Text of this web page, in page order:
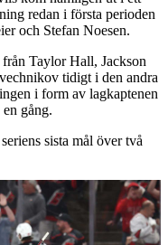
redan i första perioden
och Stefan Noesen.
Taylor Hall, Jackson
tidigt i den andra
i form av lagkaptenen
gång.
sista mål över två